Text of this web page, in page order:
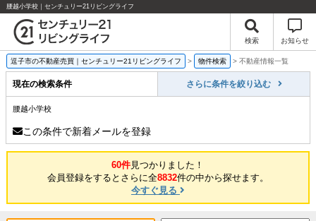
腰越小学校｜センチュリー21リビングライフ
検索 お知らせ
逗子市の不動産売買｜センチュリー21リビングライフ > 物件検索 > 不動産情報一覧
現在の検索条件 さらに条件を絞り込む
腰越小学校
この条件で新着メールを登録
60件見つかりました！
会員登録をするとさらに全8832件の中から探せます。
今すぐ見る